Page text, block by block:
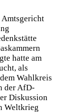
Amtsgericht
hatte am
als
Wahlkreis
der AfD-
Diskussion
Weltkrieg